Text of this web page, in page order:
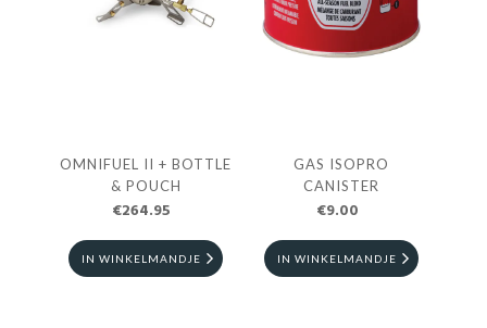
OMNIFUEL II + BOTTLE
& POUCH
€264.95
IN WINKELMANDJE
GAS ISOPRO
CANISTER
€9.00
IN WINKELMANDJE